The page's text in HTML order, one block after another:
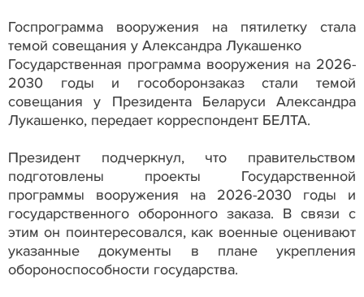
Госпрограмма вооружения на пятилетку стала
темой совещания у Александра Лукашенко
Государственная программа вооружения на 2026-
2030 годы и гособоронзаказ стали темой
совещания у Президента Беларуси Александра
Лукашенко, передает корреспондент БЕЛТА.
Президент подчеркнул, что правительством
подготовлены проекты Государственной
программы вооружения на 2026-2030 годы и
государственного оборонного заказа. В связи с
этим он поинтересовался, как военные оценивают
указанные документы в плане укрепления
обороноспособности государства.